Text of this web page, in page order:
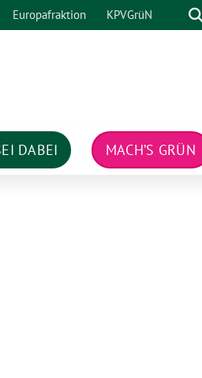
Europafraktion KPVGrüN Suche
DABEI MACH’S GRÜN